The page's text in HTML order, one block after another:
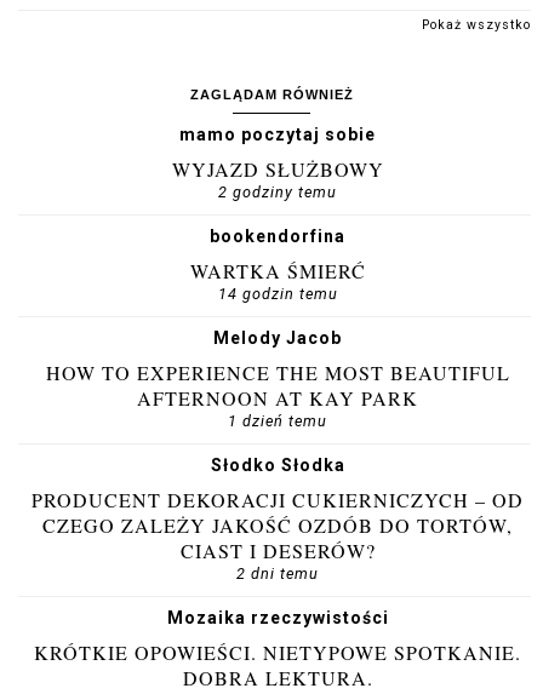
Pokaż wszystko
ZAGLĄDAM RÓWNIEŻ
mamo poczytaj sobie
WYJAZD SŁUŻBOWY
2 godziny temu
bookendorfina
WARTKA ŚMIERĆ
14 godzin temu
Melody Jacob
HOW TO EXPERIENCE THE MOST BEAUTIFUL
AFTERNOON AT KAY PARK
1 dzień temu
Słodko Słodka
PRODUCENT DEKORACJI CUKIERNICZYCH – OD
CZEGO ZALEŻY JAKOŚĆ OZDÓB DO TORTÓW,
CIAST I DESERÓW?
2 dni temu
Mozaika rzeczywistości
KRÓTKIE OPOWIEŚCI. NIETYPOWE SPOTKANIE.
DOBRA LEKTURA.